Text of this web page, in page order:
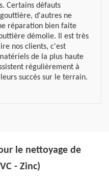
Certains défauts
d'autres ne
réparation bien faite
démolie. Il est très
nos clients, c'est
de la plus haute
régulièrement à
succès sur le terrain.
le nettoyage de
- Zinc)